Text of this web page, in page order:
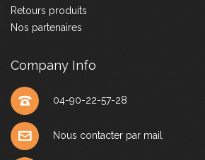
Retours produits
Nos partenaires
Company Info
04-90-22-57-28
Nous contacter par mail